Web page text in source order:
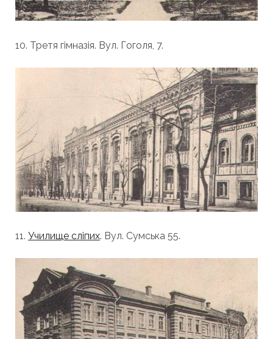
10. Третя гімназія. Вул. Гоголя, 7.
11. Училище сліпих. Вул. Сумська 55.